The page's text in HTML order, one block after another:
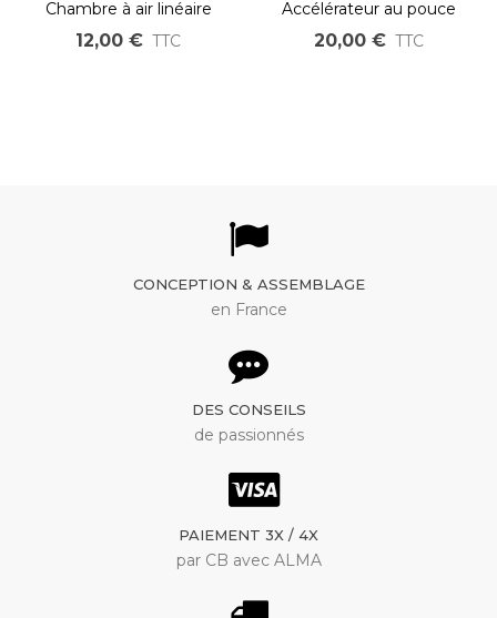
Chambre à air linéaire
lineatube 20" à 29" 1.95 à
12,00 € TTC
Accélérateur au pouce
pour kit 250W 500W et
750W roue OZO et
20,00 € TTC
CONCEPTION & ASSEMBLAGE
en France
DES CONSEILS
de passionnés
PAIEMENT 3X / 4X
par CB avec ALMA